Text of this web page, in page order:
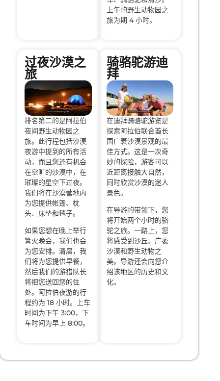
上午的野生动物园之
旅为期 4 小时。
过夜沙漠之
旅
排名第二的是阿拉伯
夜间野生动物园之
旅。此行程包括沙漠
夜游中提到的所有活
动，而且您还有机会
在空旷的沙漠中，在
璀璨的星空下过夜。
我们将在沙漠营地内
为您提供帐篷、枕
头、床垫和毯子。
如果您想在晚上举行
篝火晚会，我们也会
为您安排。清晨，我
们将为您提供早餐，
然后我们的游猎队长
将把您送回您的住
处。阿拉伯夜游的行
程约为 18 小时。上车
时间为下午 3:00，下
车时间为早上 8:00。
骑骆驼游迪
拜
在迪拜骑骆驼游览是
探索阿拉伯联合酋长
国广袤沙漠景观的最
佳方式。这是一次奇
妙的探险，游客可以
近距离接触大自然，
同时欣赏沙漠的迷人
景色。
在导游的带领下，您
将开始两个小时的骆
驼之旅。一路上，您
将感受到沙丘、广袤
沙漠和野生动物之
美。导游还会向您介
绍该地区的历史和文
化。